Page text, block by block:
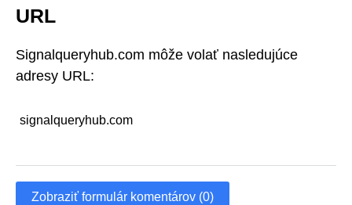
URL
Signalqueryhub.com môže volať nasledujúce
adresy URL:
signalqueryhub.com
Zobraziť formulár komentárov (0)